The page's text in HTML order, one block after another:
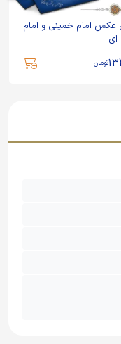
امام خمینی و امام
ای
تومان